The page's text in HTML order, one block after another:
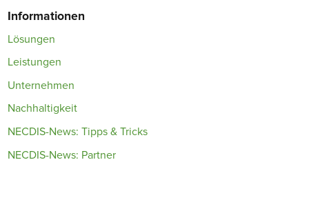
Informationen
Lösungen
Leistungen
Unternehmen
Nachhaltigkeit
NECDIS-News: Tipps & Tricks
NECDIS-News: Partner